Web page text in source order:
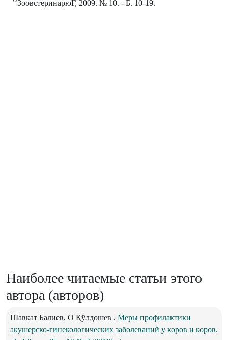
’‘ЗоовстеринарюГ, 2009. № 10. - Б. 10-19.
Наиболее читаемые статьи этого
автора (авторов)
Шавкат Балиев, О Қўлдошев , Меры профилактики
акушерско-гинекологических заболеваний у коров и коров.